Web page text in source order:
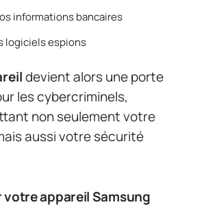
informations bancaires
logiciels espions
devient alors une porte
les cybercriminels,
non seulement votre
aussi votre sécurité
votre appareil Samsung